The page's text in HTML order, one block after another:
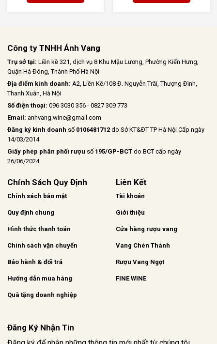
Công ty TNHH Ánh Vang
Trụ sở tại: Liền kề 321, dịch vụ 8 Khu Mậu Lương, Phường Kiến Hưng,
Quận Hà Đông, Thành Phố Hà Nội
Địa điểm kinh doanh: A2, Liền Kề/108 Đ. Nguyễn Trãi, Thượng Đình,
Thanh Xuân, Hà Nội
Số điện thoại: 096 3030 356 - 0827 309 773
Email: anhvang.wine@gmail.com
Đăng ký kinh doanh số 0106481712 do Sở KT&ĐT TP Hà Nội Cấp ngày
14/03/2014
Giấy phép phân phối rượu số 195/GP-BCT do BCT cấp ngày
26/06/2024
Chính Sách Quy Định
Chính sách bảo mật
Quy định chung
Hình thức thanh toán
Chính sách vận chuyển
Bảo hành & đổi trả
Hướng dẫn mua hàng
Quà tặng doanh nghiệp
Liên Kết
Tài khoản
Giới thiệu
Cửa hàng rượu vang
Vang Chén Thánh
Rượu Vang Ngọt
FINE WINE
Đăng Ký Nhận Tin